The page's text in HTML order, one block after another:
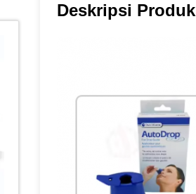
Deskripsi Produk